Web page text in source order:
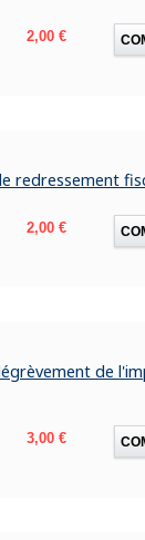
Prix
2,00 €
redressement
Prix
2,00 €
de
Prix
3,00 €